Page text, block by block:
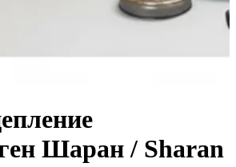
Шаран / Sharan